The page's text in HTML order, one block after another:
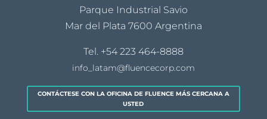
Parque Industrial Savio
Mar del Plata 7600 Argentina
Tel. +54 223 464-8888
info_latam@fluencecorp.com
CONTÁCTESE CON LA OFICINA DE FLUENCE MÁS CERCANA A
USTED